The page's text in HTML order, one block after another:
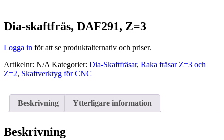
Dia-skaftfräs, DAF291, Z=3
Logga in för att se produktalternativ och priser.
Artikelnr: N/A Kategorier: Dia-Skaftfräsar, Raka fräsar Z=3 och
Z=2, Skaftverktyg för CNC
Beskrivning Ytterligare information
Beskrivning